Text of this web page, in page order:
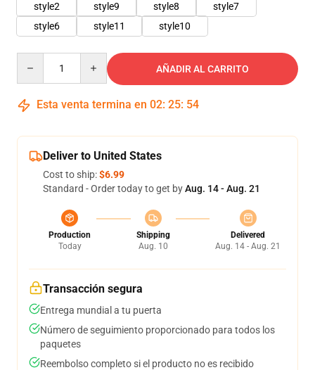
style2
style9 style8
style7
style6
style11 style10
AÑADIR AL CARRITO
Esta venta termina en 02: 25: 52
Deliver to United States
Cost to ship:$6.99
Standard - Order today to get byAug. 14 - Aug. 21
Production
Today
Shipping
Aug. 10
Delivered
Aug. 14 - Aug. 21
Transacción segura
Entrega mundial a tu puerta
Número de seguimiento proporcionado para todos los
paquetes
Reembolso completo si el producto no es recibido